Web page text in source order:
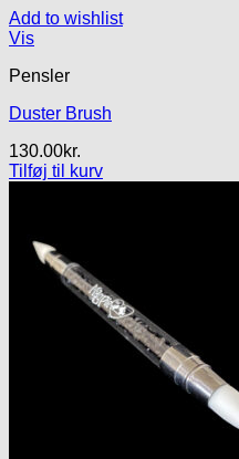
Add to wishlist
Vis
Pensler
Duster Brush
130.00kr.
Tilføj til kurv